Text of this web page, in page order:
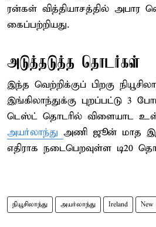
ரன்கள் வித்தியாசத்தில் அபார
கைப்பற்றியது.
அடுத்தடுத்த தொடர்கள்
இந்த வெற்றிக்குப் பிறகு
இங்கிலாந்துக்கு புறப்பட்டு 3
டெஸ்ட் தொடரில் விளையாட
அயர்லாந்து அணி ஜூன் மாத
எதிராக நடைபெறவுள்ள டி20
நியூசிலாந்து அயர்லாந்து Ireland New